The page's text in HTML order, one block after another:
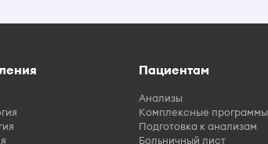
Пациентам
Анализы
Комплексные программы
Подготовка к анализам
Больничный лист